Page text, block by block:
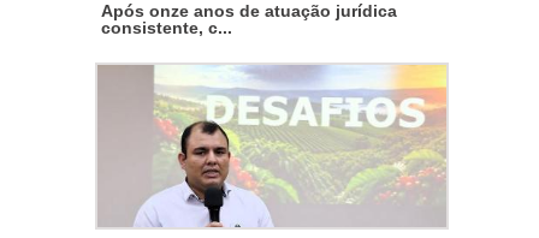
Após onze anos de atuação jurídica
consistente, c...